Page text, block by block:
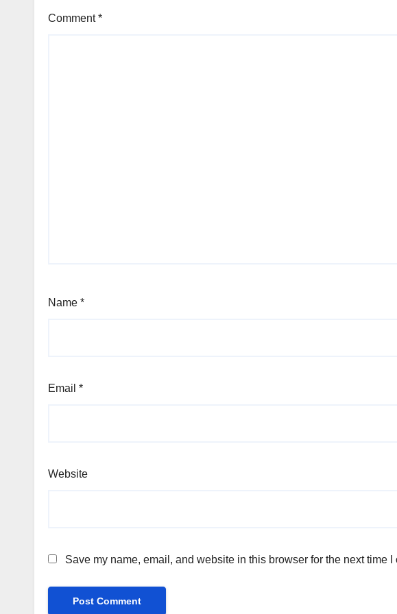
Comment*
Name *
Email *
Website
Save my name, email, and website in this browser for the next time I